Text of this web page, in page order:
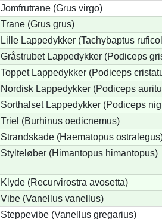
Jomfrutrane (Grus virgo)
Trane (Grus grus)
Lille Lappedykker (Tachybaptus
Gråstrubet Lappedykker (Podiceps
Toppet Lappedykker (Podiceps
Nordisk Lappedykker (Podiceps
Sorthalset Lappedykker (Podiceps
Triel (Burhinus oedicnemus)
Strandskade (Haematopus
Stylteløber (Himantopus himantopus)
Klyde (Recurvirostra avosetta)
Vibe (Vanellus vanellus)
Steppevibe (Vanellus gregarius)